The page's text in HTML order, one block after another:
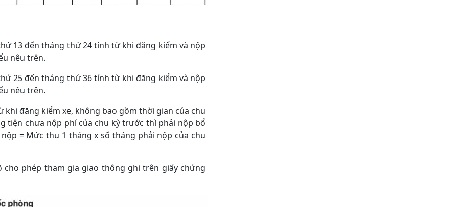
13 đến tháng thứ 24 tính từ khi đăng kiểm và nộp
nêu trên.
25 đến tháng thứ 36 tính từ khi đăng kiểm và nộp
nêu trên.
đăng kiểm xe, không bao gồm thời gian của chu
tiện chưa nộp phí của chu kỳ trước thì phải nộp bổ
= Mức thu 1 tháng x số tháng phải nộp của chu
phép tham gia giao thông ghi trên giấy chứng